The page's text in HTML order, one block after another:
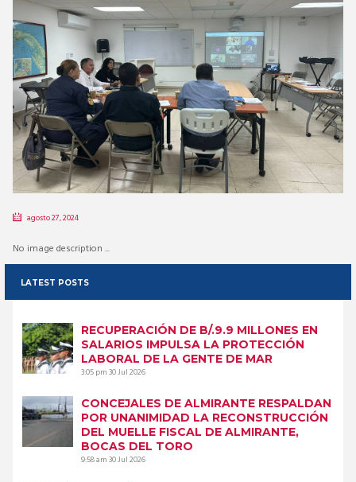
agosto 27, 2024
No image description ...
LATEST POSTS
RECUPERACIÓN DE B/.9.9 MILLONES EN
SALARIOS IMPULSA LA PROTECCIÓN
LABORAL DE LA GENTE DE MAR
3:05 pm30 Jul 2026
CONCEJALES DE ALMIRANTE RESPALDAN
POR UNANIMIDAD LA RECONSTRUCCIÓN
DEL MUELLE FISCAL DE ALMIRANTE,
BOCAS DEL TORO
9:58 am30 Jul 2026